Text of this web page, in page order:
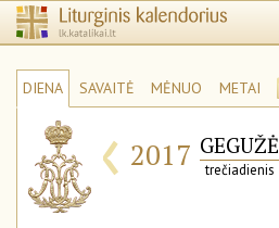
DIENA SAVAITĖ MĖNUO METAI
‹ 2017 GEGUŽĖ
trečiadienis